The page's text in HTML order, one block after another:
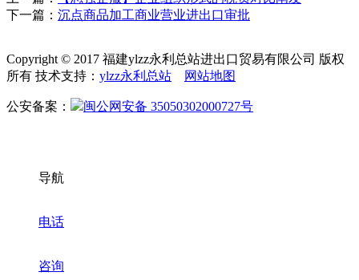
下一篇： 沉点商品加工商业营业进出口审批
Copyright © 2017 福建ylzz永利总站进出口贸易有限公司 版权
所有 技术支持： ylzz永利总站 网站地图
公安备案： 闽公网安备 35050302000727号
导航
电话
咨询